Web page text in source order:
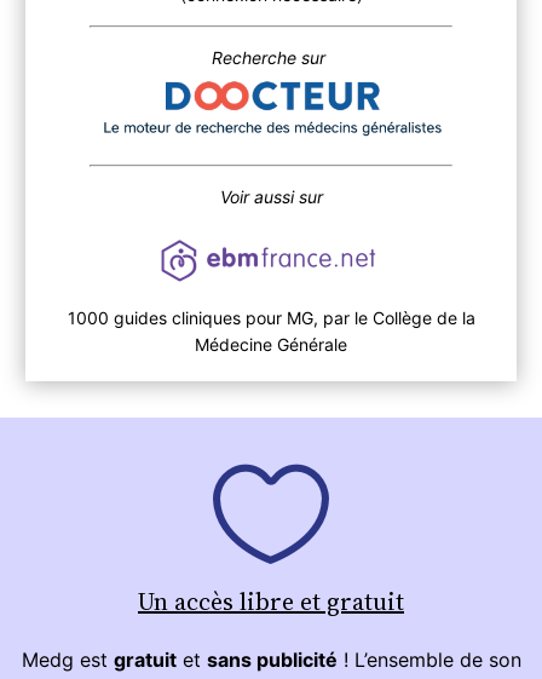
Recherche sur
Voir aussi sur
1000 guides cliniques pour MG, par le Collège de la
Médecine Générale
Un accès libre et gratuit
Medg est gratuitet sans publicité ! L’ensemble de son